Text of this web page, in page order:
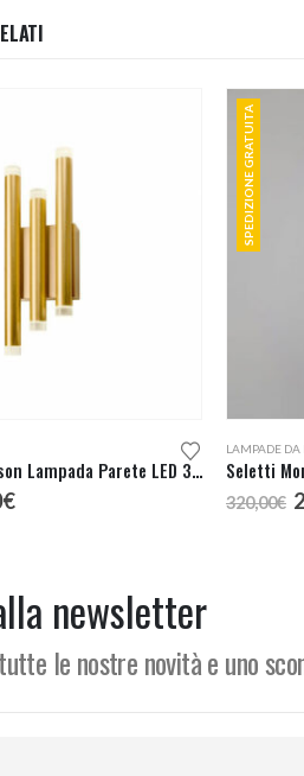
Redo Group Madison Lampada Parete LED 3 Luci
€Il
SPEDIZIONE GRATUITA
LAMPADE DA
Seletti
320,00€ Il
newsletter
le nostre novità e uno